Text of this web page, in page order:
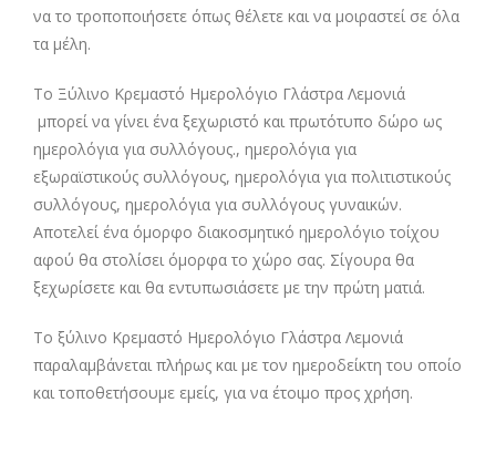
να το τροποποιήσετε όπως θέλετε και να μοιραστεί σε όλα
τα μέλη.
Το Ξύλινο Κρεμαστό Ημερολόγιο Γλάστρα Λεμονιά
μπορεί να γίνει ένα ξεχωριστό και πρωτότυπο δώρο ως
ημερολόγια για συλλόγους., ημερολόγια για
εξωραϊστικούς συλλόγους, ημερολόγια για πολιτιστικούς
συλλόγους, ημερολόγια για συλλόγους γυναικών.
Αποτελεί ένα όμορφο διακοσμητικό ημερολόγιο τοίχου
αφού θα στολίσει όμορφα το χώρο σας. Σίγουρα θα
ξεχωρίσετε και θα εντυπωσιάσετε με την πρώτη ματιά.
Το ξύλινο Κρεμαστό Ημερολόγιο Γλάστρα Λεμονιά
παραλαμβάνεται πλήρως και με τον ημεροδείκτη του οποίο
και τοποθετήσουμε εμείς, για να έτοιμο προς χρήση.